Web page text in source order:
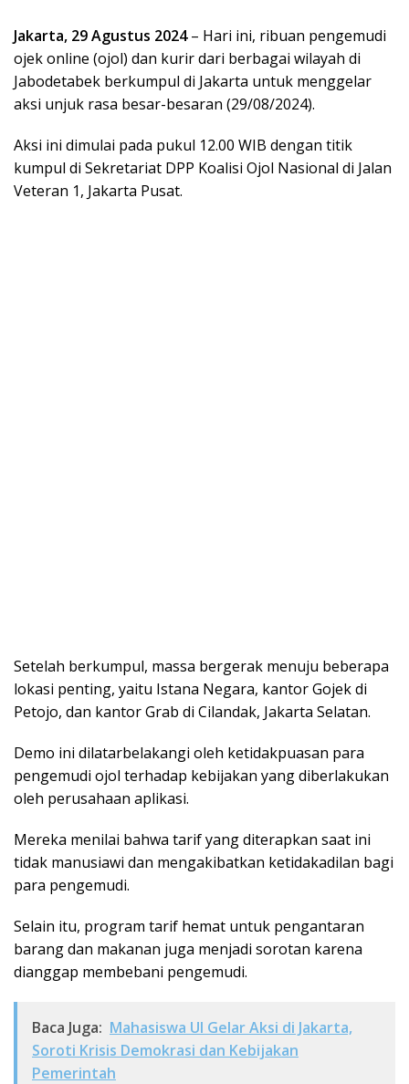
Jakarta, 29 Agustus 2024– Hari ini, ribuan pengemudi
ojek online (ojol) dan kurir dari berbagai wilayah di
Jabodetabek berkumpul di Jakarta untuk menggelar
aksi unjuk rasa besar-besaran (29/08/2024).
Aksi ini dimulai pada pukul 12.00 WIB dengan titik
kumpul di Sekretariat DPP Koalisi Ojol Nasional di Jalan
Veteran 1, Jakarta Pusat.
Setelah berkumpul, massa bergerak menuju beberapa
lokasi penting, yaitu Istana Negara, kantor Gojek di
Petojo, dan kantor Grab di Cilandak, Jakarta Selatan.
Demo ini dilatarbelakangi oleh ketidakpuasan para
pengemudi ojol terhadap kebijakan yang diberlakukan
oleh perusahaan aplikasi.
Mereka menilai bahwa tarif yang diterapkan saat ini
tidak manusiawi dan mengakibatkan ketidakadilan bagi
para pengemudi.
Selain itu, program tarif hemat untuk pengantaran
barang dan makanan juga menjadi sorotan karena
dianggap membebani pengemudi.
Baca Juga: Mahasiswa UI Gelar Aksi di Jakarta,
Soroti Krisis Demokrasi dan Kebijakan
Pemerintah